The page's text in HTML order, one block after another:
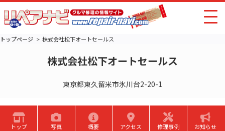
トップページ 株式会社松下オートセールス
株式会社松下オートセールス
東京都東久留米市氷川台2-20-1
トップ 写真 概要 アクセス 修理事例 お知らせ